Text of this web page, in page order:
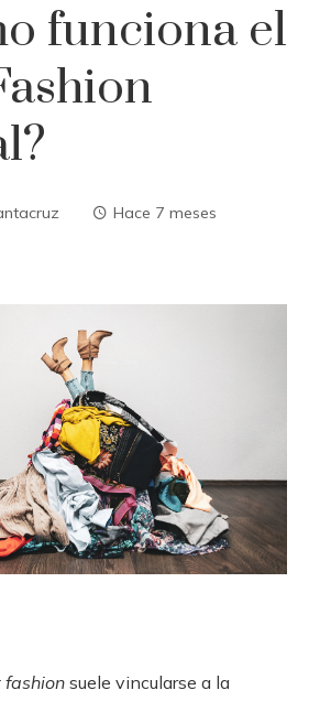
funciona el
Hace 7 meses
fashion suele vincularse a la